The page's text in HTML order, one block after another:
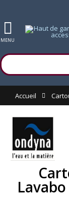
MENU
Accueil